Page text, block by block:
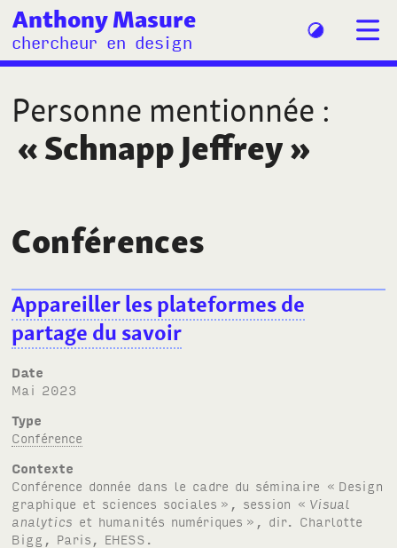
Anthony Masure
chercheur en design
Personne mentionnée :
«Schnapp Jeffrey»
Conférences
Appareiller les plateformes de
partage du savoir
Date
mai 2023
Type
Conférence
Contexte
Conférence donnée dans le cadre du séminaire « Design
graphique et sciences sociales », session « Visual
analytics et humanités numériques », dir. Charlotte
Bigg, Paris, EHESS